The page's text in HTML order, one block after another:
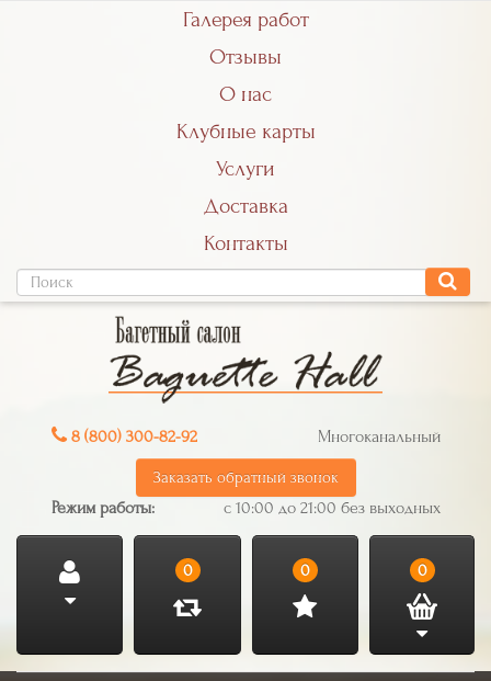
Галерея работ
Отзывы
О нас
Клубные карты
Услуги
Доставка
Контакты
8 (800) 300-82-92 Многоканальный
Заказать обратный звонок
Режим работы: с 10:00 до 21:00 без выходных
0 0 0